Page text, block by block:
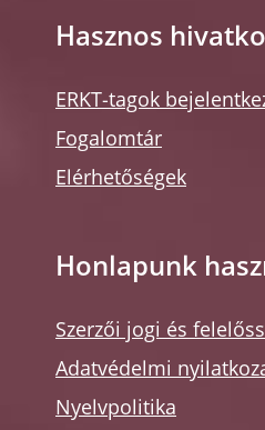
Hasznos
ERKT-tagok
Fogalomtár
Elérhetőségek
Honlapunk
Szerzői jogi és
Adatvédelmi
Nyelvpolitika